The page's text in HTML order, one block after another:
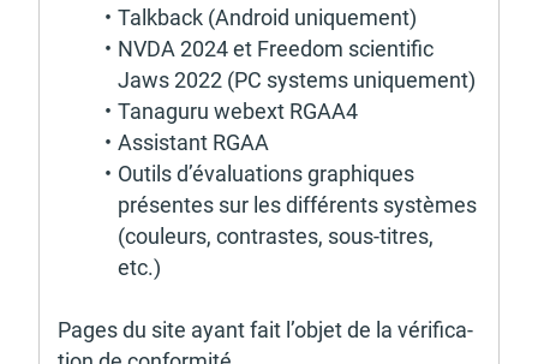
Talk­back (Android unique­ment)
NVDA 2024 et Free­dom scien­ti­fic
Jaws 2022 (PC systems unique­ment)
Tana­guru webext RGAA4
Assis­tant RGAA
Outils d’éva­lua­tions graphiques
présentes sur les diffé­rents systèmes
(couleurs, contrastes, sous-titres,
etc.)
Pages du site ayant fait l’objet de la véri­fi­ca­